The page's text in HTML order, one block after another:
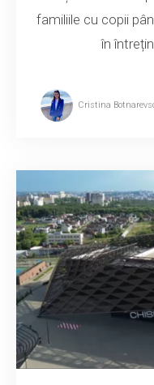
familiile cu copii
în
Cristina